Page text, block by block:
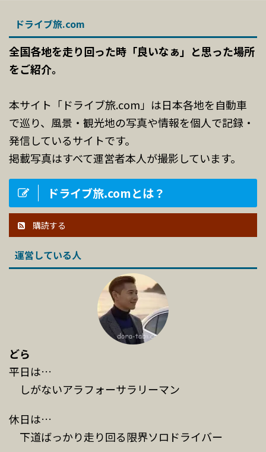
ドライブ旅.com
全国各地を走り回った時「良いなぁ」と思った場所
をご紹介。
本サイト「ドライブ旅.com」は日本各地を自動車
で巡り、風景・観光地の写真や情報を個人で記録・
発信しているサイトです。
掲載写真はすべて運営者本人が撮影しています。
ドライブ旅.comとは？
購読する
運営している人
どら
平日は…
しがないアラフォーサラリーマン
休日は…
下道ばっかり走り回る限界ソロドライバー